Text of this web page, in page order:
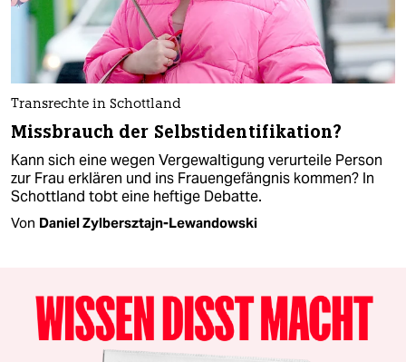
Transrechte in Schottland
Missbrauch der Selbstidentifikation?
Kann sich eine wegen Vergewaltigung verurteile Person
zur Frau erklären und ins Frauengefängnis kommen? In
Schottland tobt eine heftige Debatte.
Von Daniel Zylbersztajn-Lewandowski